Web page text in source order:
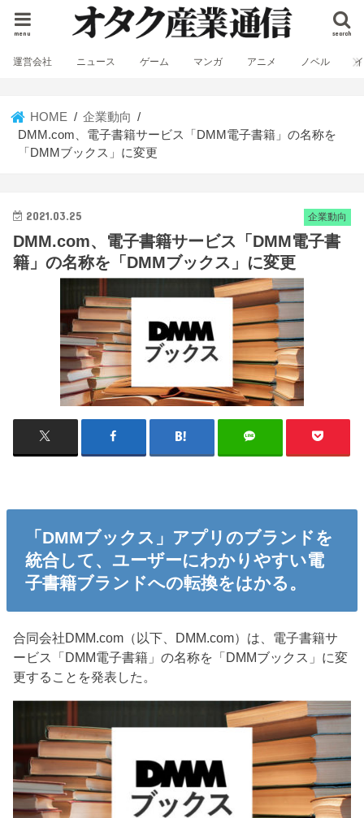
search
menu
運営会社 ニュース ゲーム マンガ アニメ ノベル
HOME
企業動向
DMM.com、電子書籍サービス「DMM電子書籍」の名称を
「DMMブックス」に変更
企業動向
2021.03.25
DMM.com、電子書籍サービス「DMM電子書
籍」の名称を「DMMブックス」に変更
「DMMブックス」アプリのブランドを
統合して、ユーザーにわかりやすい電
子書籍ブランドへの転換をはかる。
合同会社DMM.com（以下、DMM.com）は、電子書籍サ
ービス「DMM電子書籍」の名称を「DMMブックス」に変
更することを発表した。